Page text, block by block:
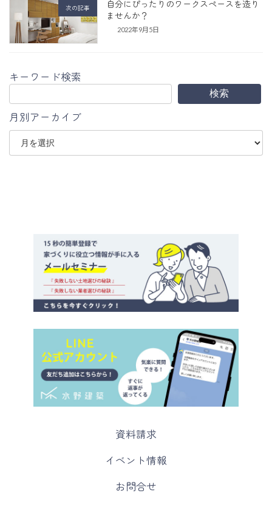
次の記事
自分にぴったりのワークスペースを造り
ませんか？
2022年9月5日
キーワード検索
検索
月別アーカイブ
ア
カ
資料請求
イベント情報
お問合せ